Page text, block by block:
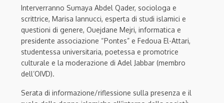
Interverranno Sumaya Abdel Qader, sociologa e
scrittrice, Marisa Iannucci, esperta di studi islamici e
questioni di genere, Ouejdane Mejri, informatica e
presidente associazione “Pontes” e Fedoua El-Attari,
studentessa universitaria, poetessa e promotrice
culturale e la moderazione di Adel Jabbar (membro
dell’OIVD).
Serata di informazione/riflessione sulla presenza e il